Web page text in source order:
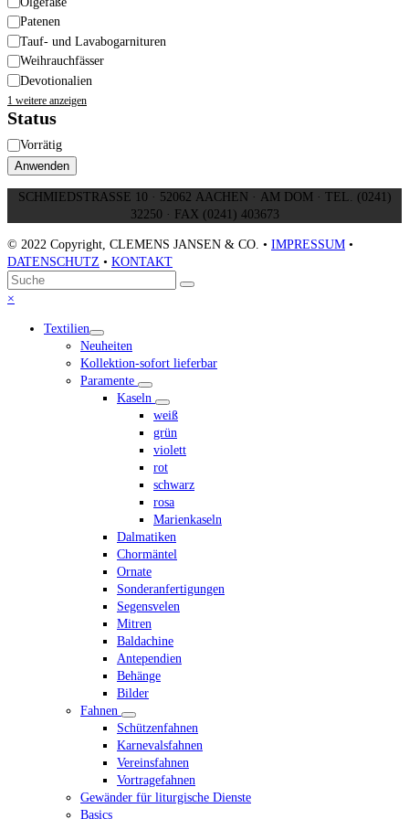
Patenen
Tauf- und Lavabogarnituren
Weihrauchfässer
Devotionalien
1 weitere anzeigen
Status
Status
Vorrätig
Anwenden
SCHMIEDSTRASSE 10 · 52062 AACHEN · AM DOM · TEL. (0241)
32250 · FAX (0241) 403673
© 2022 Copyright, CLEMENS JANSEN & CO. • IMPRESSUM •
DATENSCHUTZ • KONTAKT
An
den
scrollen
Suche
Senden
×
menu
Textilien
Neuheiten
Kollektion-sofort lieferbar
Paramente
Kaseln
weiß
grün
violett
rot
schwarz
rosa
Marienkaseln
Dalmatiken
Chormäntel
Ornate
Sonderanfertigungen
Segensvelen
Mitren
Baldachine
Antependien
Behänge
Bilder
Fahnen
Schützenfahnen
Karnevalsfahnen
Vereinsfahnen
Vortragefahnen
Gewänder für liturgische Dienste
Basics